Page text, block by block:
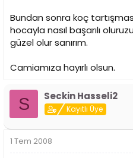
Bundan sonra koç
hocayla nasıl başarılı
güzel olur sanırım.
Camiamıza hayırlı olsun.
S Seckin Hasseli2
Kayıtlı Üye
1 Tem 2008